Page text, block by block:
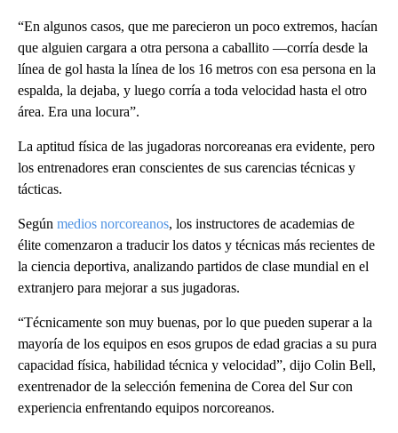
“En algunos casos, que me parecieron un poco extremos, hacían
que alguien cargara a otra persona a caballito —corría desde la
línea de gol hasta la línea de los 16 metros con esa persona en la
espalda, la dejaba, y luego corría a toda velocidad hasta el otro
área. Era una locura”.
La aptitud física de las jugadoras norcoreanas era evidente, pero
los entrenadores eran conscientes de sus carencias técnicas y
tácticas.
Según medios norcoreanos, los instructores de academias de
élite comenzaron a traducir los datos y técnicas más recientes de
la ciencia deportiva, analizando partidos de clase mundial en el
extranjero para mejorar a sus jugadoras.
“Técnicamente son muy buenas, por lo que pueden superar a la
mayoría de los equipos en esos grupos de edad gracias a su pura
capacidad física, habilidad técnica y velocidad”, dijo Colin Bell,
exentrenador de la selección femenina de Corea del Sur con
experiencia enfrentando equipos norcoreanos.